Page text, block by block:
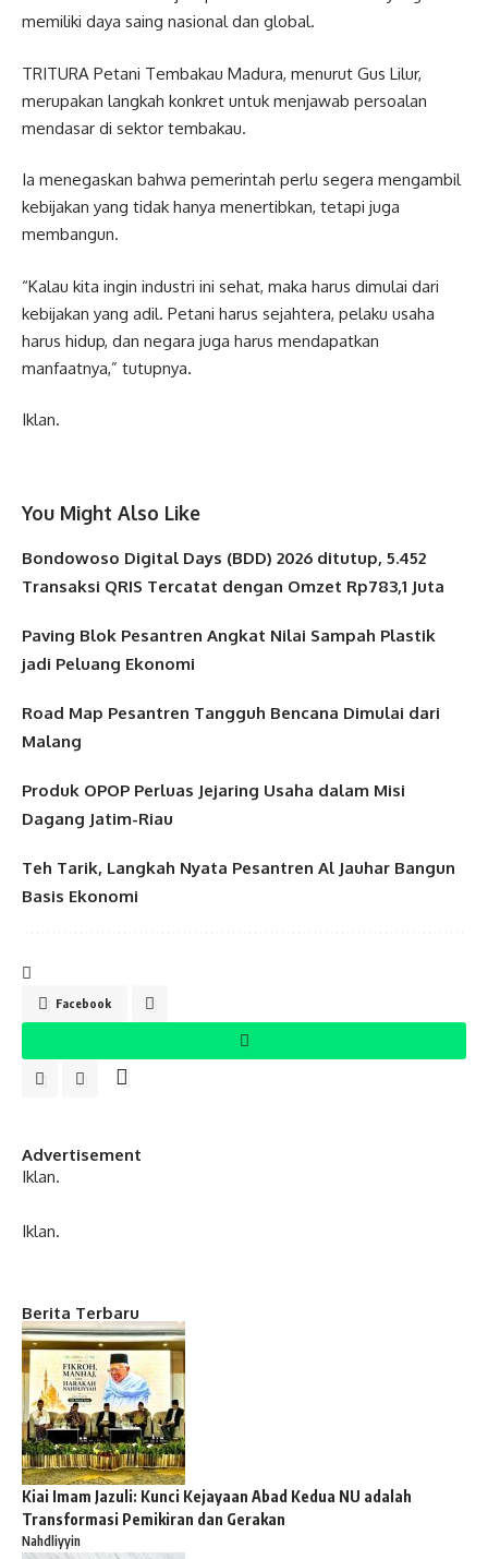
memiliki daya saing nasional dan global.
TRITURA Petani Tembakau Madura, menurut Gus Lilur,
merupakan langkah konkret untuk menjawab persoalan
mendasar di sektor tembakau.
Ia menegaskan bahwa pemerintah perlu segera mengambil
kebijakan yang tidak hanya menertibkan, tetapi juga
membangun.
“Kalau kita ingin industri ini sehat, maka harus dimulai dari
kebijakan yang adil. Petani harus sejahtera, pelaku usaha
harus hidup, dan negara juga harus mendapatkan
manfaatnya,” tutupnya.
Iklan.
You Might Also Like
Bondowoso Digital Days (BDD) 2026 ditutup, 5.452
Transaksi QRIS Tercatat dengan Omzet Rp783,1 Juta
Paving Blok Pesantren Angkat Nilai Sampah Plastik
jadi Peluang Ekonomi
Road Map Pesantren Tangguh Bencana Dimulai dari
Malang
Produk OPOP Perluas Jejaring Usaha dalam Misi
Dagang Jatim-Riau
Teh Tarik, Langkah Nyata Pesantren Al Jauhar Bangun
Basis Ekonomi
Facebook
Advertisement
Iklan.
Iklan.
Berita Terbaru
Kiai Imam Jazuli: Kunci Kejayaan Abad Kedua NU adalah
Transformasi Pemikiran dan Gerakan
Nahdliyyin